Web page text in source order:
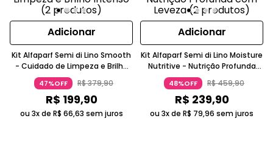
Adicionar
Kit Alfaparf Semi di Lino Smooth
- Cuidado de Limpeza e Brilho
Intenso (2 produtos)
47%OFF R$379,90
R$ 199,90
ou 3x de R$ 66,63 sem juros
Adicionar
Kit Alfaparf Semi di Lino Moisture
Nutritive - Nutrição Profunda
com Leveza (2 produtos)
48%OFF R$459,90
R$ 239,90
ou 3x de R$ 79,96 sem juros